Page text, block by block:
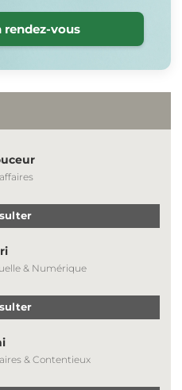
rendez-vous
& Numérique
& Contentieux